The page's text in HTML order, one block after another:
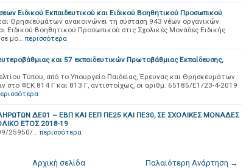
Ειδικού Εκπαιδευτικού και Ειδικού Βοηθητικού Προσωπικού
Θρησκευμάτων ανακοινώνει τη σύσταση 943 νέων οργανικών
Ειδικού Βοηθητικού Προσωπικού στις Σχολικές Μονάδες Ειδικής
μο… περισσότερα
και 57 εκπαιδευτικών Πρωτοβάθμιας Εκπαίδευσης,
Τύπου, από το Υπουργείο Παιδείας, Έρευνας και Θρησκευμάτων
στο ΦΕΚ 814 Γ και 813 Γ, αντιστοίχως, οι αριθμ. 65185/Ε1/23-4-2019
ΔΕ01 – ΕΒΠ ΚΑΙ ΕΕΠ ΠΕ25 KAI ΠΕ30, ΣΕ ΣΧΟΛΙΚΕΣ ΜΟΝΑΔΕΣ
ΕΤΟΣ 2018-19
25950/… περισσότερα
Παλαιότερη Ανάρτηση →
Αρχική σελίδα